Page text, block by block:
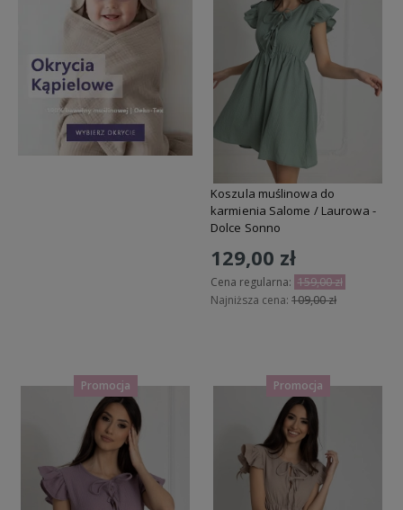
Koszula muślinowa do
karmienia Salome / Laurowa -
Dolce Sonno
129,00 zł
Cena regularna: 159,00 zł
Najniższa cena: 109,00 zł
Promocja Promocja